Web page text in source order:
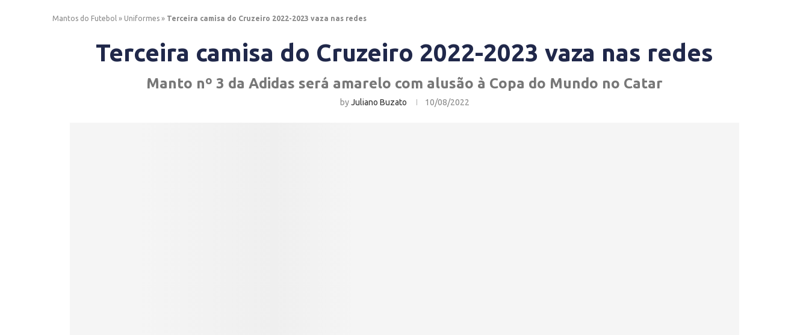
Mantos do Futebol » Uniformes » Terceira camisa do Cruzeiro 2022-2023 vaza nas redes
Terceira camisa do Cruzeiro 2022-2023 vaza nas redes
Manto nº 3 da Adidas será amarelo com alusão à Copa do Mundo no Catar
byJuliano Buzato 10/08/2022